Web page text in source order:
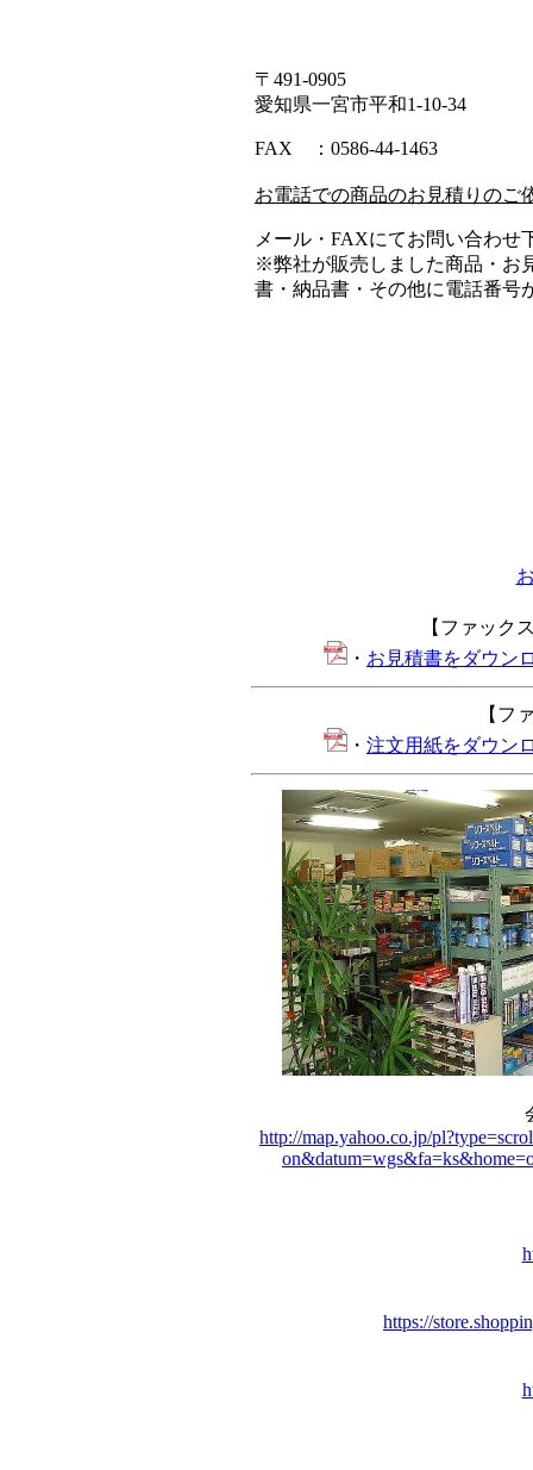
〒491-0905
愛知県一宮市平和1-10-34
FAX ：0586-44-1463
お電話での商品のお見積りのご
メール・FAXにてお問い合わせ
※弊社が販売しました商品・お
書・納品書・その他に電話番号
【ファック
・ お見積書をダウン
【フ
・ 注文用紙をダウン
http://map.yahoo.co.jp/
https://